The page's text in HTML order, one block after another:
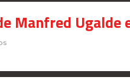
Manfred